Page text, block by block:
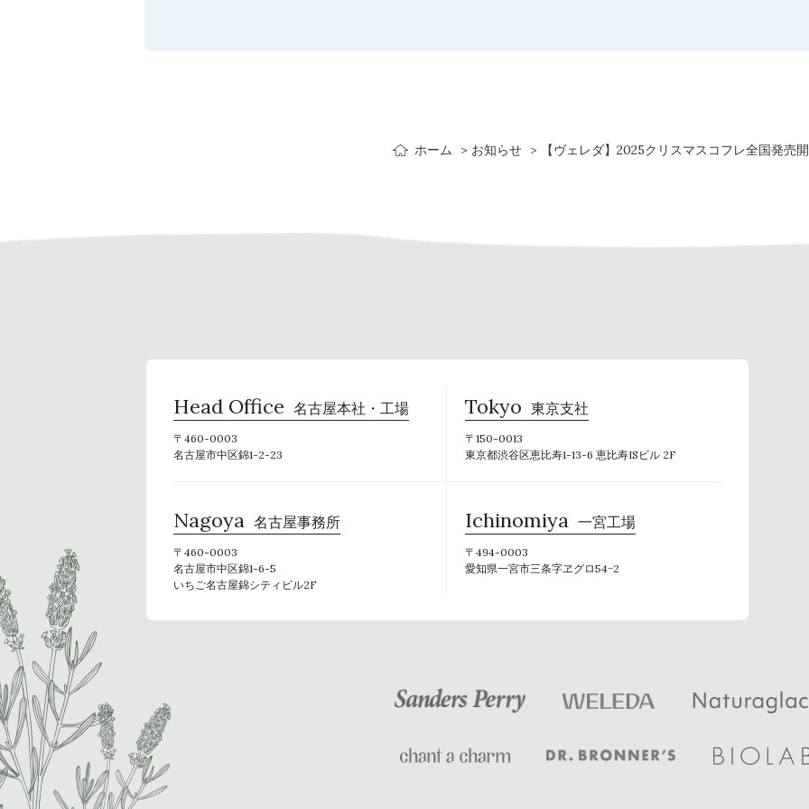
ホーム お知らせ 【ヴェレダ】2025クリスマスコフレ全国発売
Head Office 名古屋本社・工場
〒460-0003
名古屋市中区錦1-2-23
Tokyo 東京支社
〒150-0013
東京都渋谷区恵比寿1-13-6 恵比寿ISビル 2F
Nagoya 名古屋事務所
〒460-0003
名古屋市中区錦1-6-5
いちご名古屋錦シティビル2F
Ichinomiya 一宮工場
〒494-0003
愛知県一宮市三条字ヱグロ54−2